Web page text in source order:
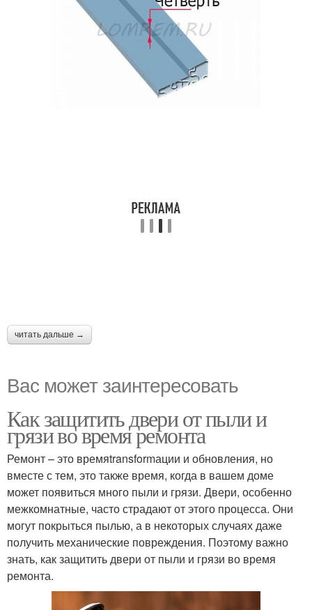
читать дальше →
Вас может заинтересовать
Как защитить двери от пыли и
грязи во время ремонта
Ремонт – это времяtransformации и обновления, но
вместе с тем, это также время, когда в вашем доме
может появиться много пыли и грязи. Двери, особенно
межкомнатные, часто страдают от этого процесса. Они
могут покрыться пылью, а в некоторых случаях даже
получить механические повреждения. Поэтому важно
знать, как защитить двери от пыли и грязи во время
ремонта.